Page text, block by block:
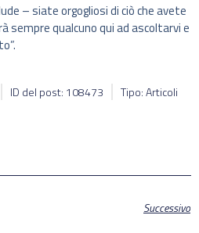
– siate orgogliosi di ciò che avete
sempre qualcuno qui ad ascoltarvi e
ID del post: 108473 Tipo: Articoli
Successivo